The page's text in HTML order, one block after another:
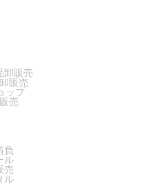
卸販売
販売
ップ
売
負
ル
売
ル